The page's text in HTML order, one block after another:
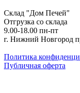
Склад "Дом Печей"
Отгрузка со склада
9.00-18.00 пн-пт
г. Нижний Новгород
Политика
Публичная оферта